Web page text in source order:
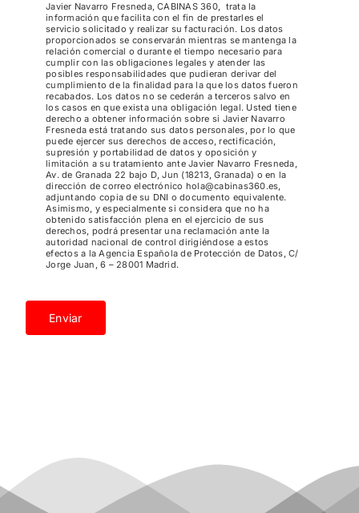
Javier Navarro Fresneda, CABINAS 360, trata la
información que facilita con el fin de prestarles el
servicio solicitado y realizar su facturación. Los datos
proporcionados se conservarán mientras se mantenga la
relación comercial o durante el tiempo necesario para
cumplir con las obligaciones legales y atender las
posibles responsabilidades que pudieran derivar del
cumplimiento de la finalidad para la que los datos fueron
recabados. Los datos no se cederán a terceros salvo en
los casos en que exista una obligación legal. Usted tiene
derecho a obtener información sobre si Javier Navarro
Fresneda está tratando sus datos personales, por lo que
puede ejercer sus derechos de acceso, rectificación,
supresión y portabilidad de datos y oposición y
limitación a su tratamiento ante Javier Navarro Fresneda,
Av. de Granada 22 bajo D, Jun (18213, Granada) o en la
dirección de correo electrónico hola@cabinas360.es,
adjuntando copia de su DNI o documento equivalente.
Asimismo, y especialmente si considera que no ha
obtenido satisfacción plena en el ejercicio de sus
derechos, podrá presentar una reclamación ante la
autoridad nacional de control dirigiéndose a estos
efectos a la Agencia Española de Protección de Datos, C/
Jorge Juan, 6 – 28001 Madrid.
Enviar